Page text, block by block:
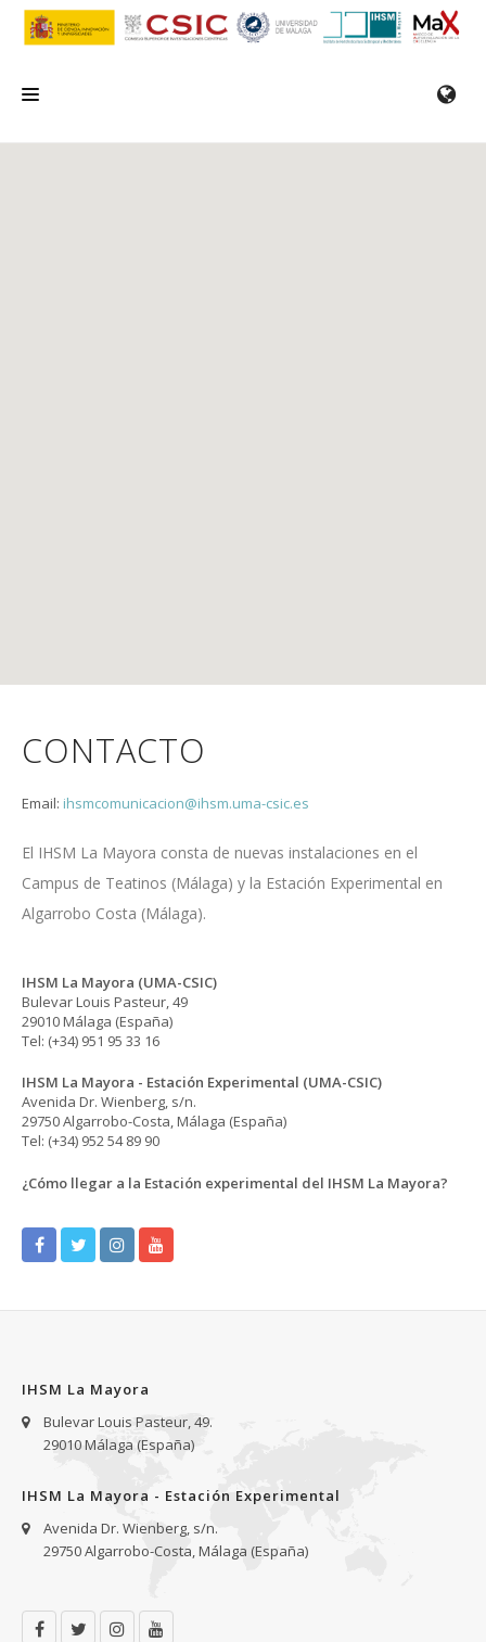
CONTACTO
Email: ihsmcomunicacion@ihsm.uma-csic.es
El IHSM La Mayora consta de nuevas instalaciones en el
Campus de Teatinos (Málaga) y la Estación Experimental en
Algarrobo Costa (Málaga).
IHSM La Mayora (UMA-CSIC)
Bulevar Louis Pasteur, 49
29010 Málaga (España)
Tel: (+34) 951 95 33 16
IHSM La Mayora - Estación Experimental (UMA-CSIC)
Avenida Dr. Wienberg, s/n.
29750 Algarrobo-Costa, Málaga (España)
Tel: (+34) 952 54 89 90
¿Cómo llegar a la Estación experimental del IHSM La Mayora?
IHSM La Mayora
Bulevar Louis Pasteur, 49.
29010 Málaga (España)
IHSM La Mayora - Estación Experimental
Avenida Dr. Wienberg, s/n.
29750 Algarrobo-Costa, Málaga (España)